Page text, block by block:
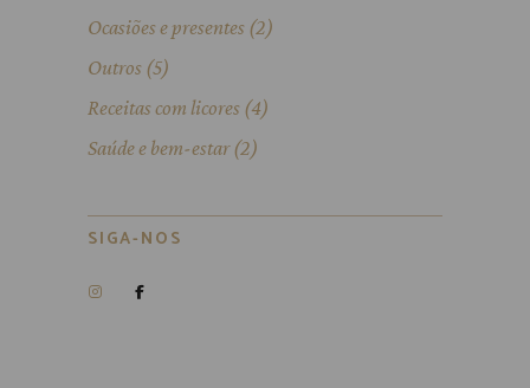
Ocasiões e presentes (2)
Outros (5)
Receitas com licores (4)
Saúde e bem-estar(2)
SIGA-NOS